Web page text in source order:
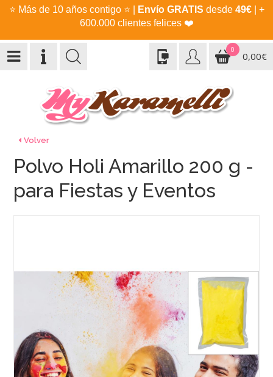
⭐ Más de 10 años contigo ⭐ Envío GRATIS desde 49€| +
600.000 clientes felices ❤️
0
0,00€
Volver
Polvo Holi Amarillo 200 g -
para Fiestas y Eventos